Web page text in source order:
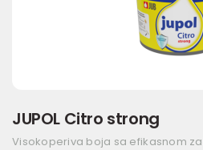
JUPOL Citro strong
Visokoperiva boja sa efikasnom